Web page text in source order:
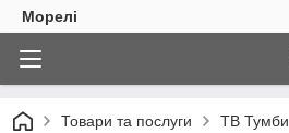
Морелі
Товари та послуги ТВ Тумби